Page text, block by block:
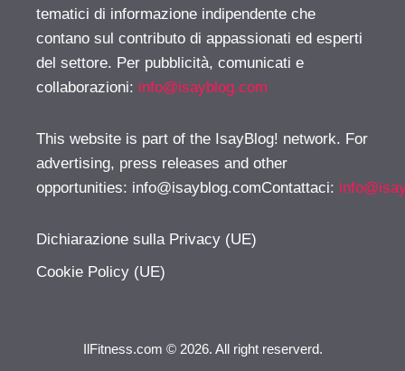
tematici di informazione indipendente che
contano sul contributo di appassionati ed esperti
del settore. Per pubblicità, comunicati e
collaborazioni: info@isayblog.com
This website is part of the IsayBlog! network. For
advertising, press releases and other
opportunities: info@isayblog.comContattaci:
Dichiarazione sulla Privacy (UE)
Cookie Policy (UE)
IlFitness.com © 2026. All right reserverd.